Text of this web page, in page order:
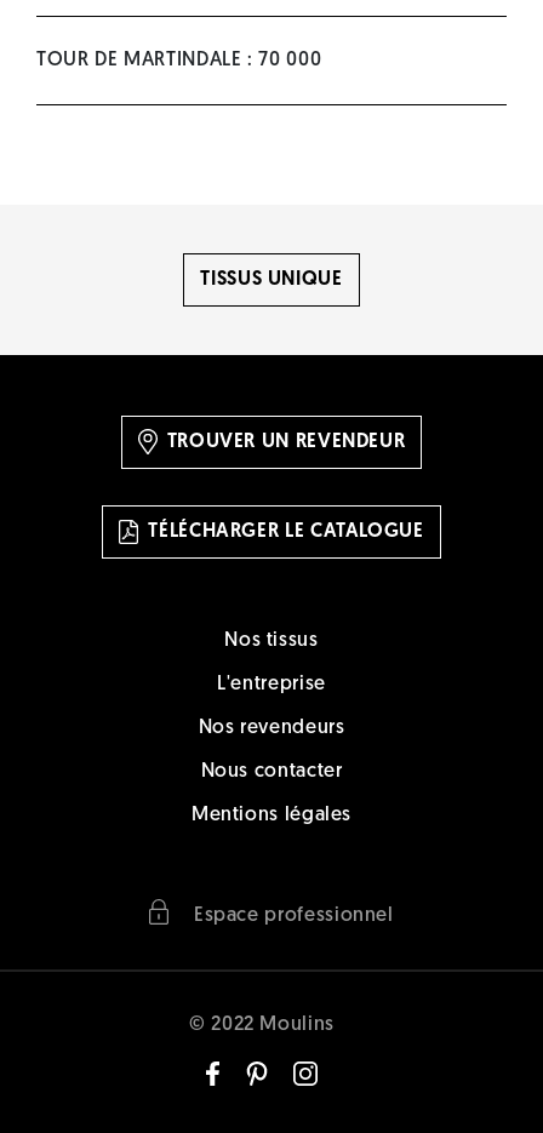
TOUR DE MARTINDALE : 70 000
TISSUS UNIQUE
TROUVER UN REVENDEUR
TÉLÉCHARGER LE CATALOGUE
Nos tissus
L'entreprise
Nos revendeurs
Nous contacter
Mentions légales
Espace professionnel
© 2022 Moulins